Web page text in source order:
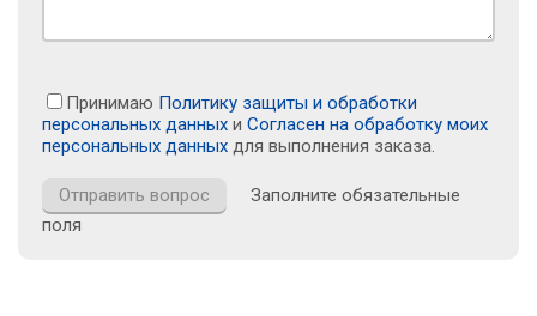
Принимаю Политику защиты и обработки
персональных данных и Согласен на обработку моих
персональных данных для выполнения заказа.
Заполните обязательные
поля